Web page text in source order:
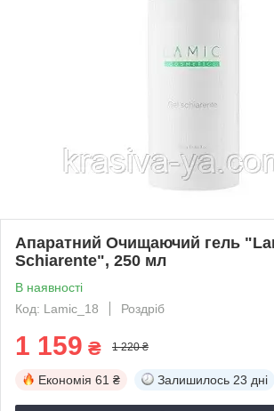
Апаратний Очищаючий гель
Schiarente", 250 мл
В наявності
Код: Lamic_18
Роздріб
1 159 ₴ 1 220 ₴
Економія 61 ₴ Залишилось 23 дні